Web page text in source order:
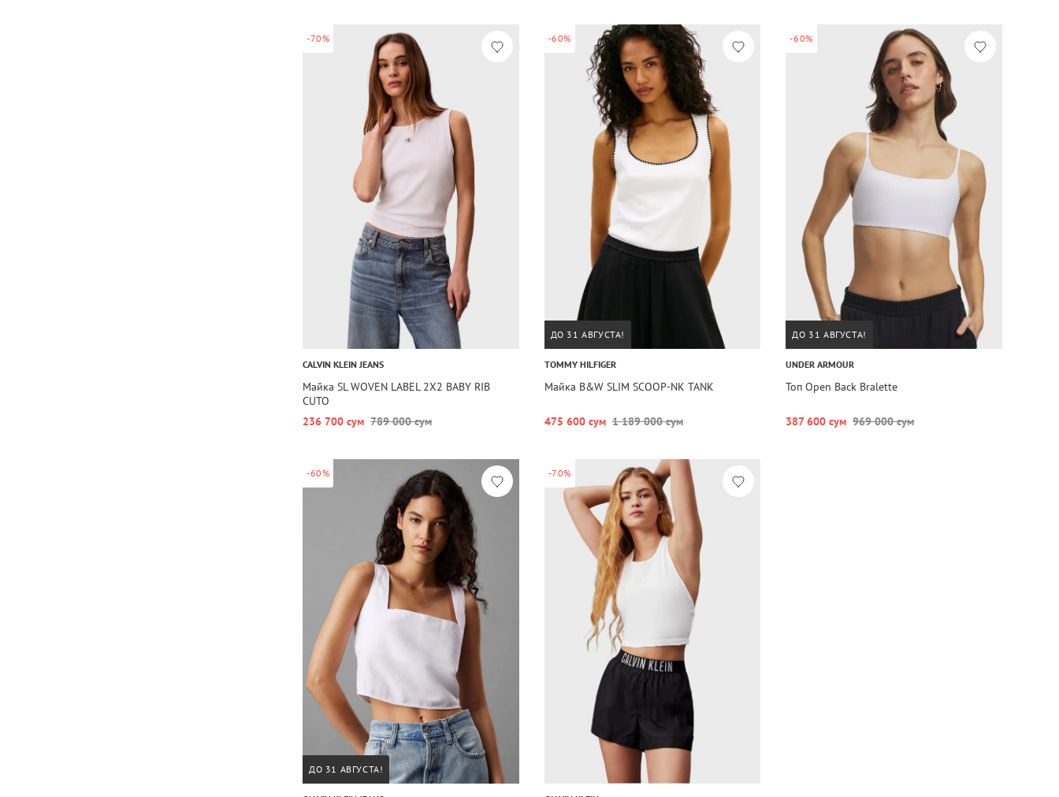
-70%
CALVIN KLEIN JEANS
Майка SL WOVEN LABEL 2X2 BABY RIB
CUTO
236 700 сум 789 000 сум
-60%
ДО 31 АВГУСТА!
TOMMY HILFIGER
Майка B&W SLIM SCOOP-NK TANK
475 600 сум 1 189 000 сум
-60%
ДО 31 АВГУСТА!
UNDER ARMOUR
Топ Open Back Bralette
387 600 сум 969 000 сум
-60%
ДО 31 АВГУСТА!
-70%